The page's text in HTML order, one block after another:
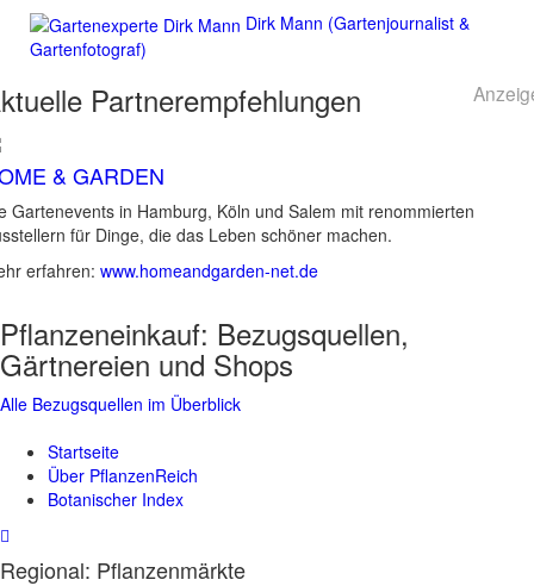
Dirk Mann (Gartenjournalist &
Gartenfotograf)
Partnerempfehlungen
& GARDEN
Gartenevents in Hamburg, Köln und Salem mit renommierten
für Dinge, die das Leben schöner machen.
erfahren: www.homeandgarden-net.de
Pflanzeneinkauf: Bezugsquellen,
Gärtnereien und Shops
Alle Bezugsquellen im Überblick
Startseite
Über PflanzenReich
Botanischer Index
Regional: Pflanzenmärkte